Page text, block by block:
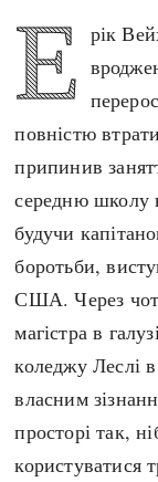
Подорожі і
Політика
Релігія
Розваги і дозвілля
Регіони
Австралія
Азія
Америка
А(нта)рктика
Африка
Європа
Е рік
повністю
припинив
середню школу
будучи
боротьби,
США. Через
магістра в
коледжу Леслі
власним
просторі так,
користуватися